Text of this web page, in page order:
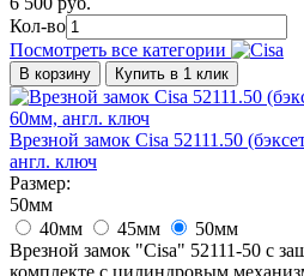
Кол-во
Посмотреть все категории
В корзину Купить в 1 клик
Врезной замок Cisa 52111.50
англ. ключ
Размер:
50мм
40мм
45мм
50мм
Врезной замок "Cisa" 52111-50 с
комплекте с цилиндровым